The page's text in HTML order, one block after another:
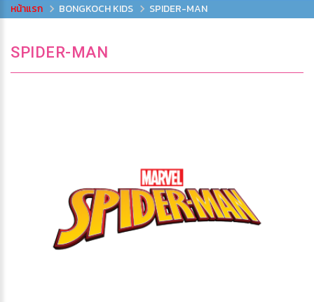
BONGKOCH KIDS SPIDER-MAN
SPIDER-MAN